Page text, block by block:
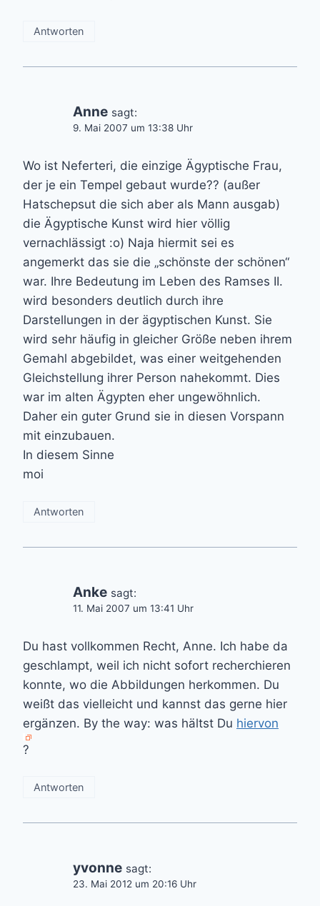
Antworten
Anne sagt:
9. Mai 2007 um 13:38 Uhr
Wo ist Neferteri, die einzige Ägyptische Frau,
der je ein Tempel gebaut wurde?? (außer
Hatschepsut die sich aber als Mann ausgab)
die Ägyptische Kunst wird hier völlig
vernachlässigt :o) Naja hiermit sei es
angemerkt das sie die „schönste der schönen“
war. Ihre Bedeutung im Leben des Ramses II.
wird besonders deutlich durch ihre
Darstellungen in der ägyptischen Kunst. Sie
wird sehr häufig in gleicher Größe neben ihrem
Gemahl abgebildet, was einer weitgehenden
Gleichstellung ihrer Person nahekommt. Dies
war im alten Ägypten eher ungewöhnlich.
Daher ein guter Grund sie in diesen Vorspann
mit einzubauen.
In diesem Sinne
moi
Antworten
Anke sagt:
11. Mai 2007 um 13:41 Uhr
Du hast vollkommen Recht, Anne. Ich habe da
geschlampt, weil ich nicht sofort recherchieren
konnte, wo die Abbildungen herkommen. Du
weißt das vielleicht und kannst das gerne hier
ergänzen. By the way: was hältst Du hiervon
?
Antworten
yvonne sagt:
23. Mai 2012 um 20:16 Uhr